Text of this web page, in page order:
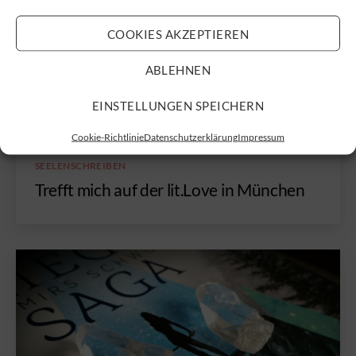
COOKIES AKZEPTIEREN
ABLEHNEN
EINSTELLUNGEN SPEICHERN
Cookie-RichtlinieDatenschutzerklärungImpressum
Kategorien
SEELENSCHREIBEN
Trefft mich auf der lit.Love in München